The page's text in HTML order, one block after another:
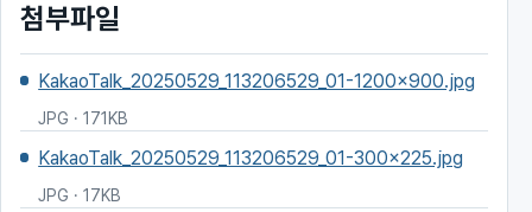
첨부파일
KakaoTalk_20250529_113206529_01-1200x900.jpg
JPG · 171KB
KakaoTalk_20250529_113206529_01-300x225.jpg
JPG · 17KB